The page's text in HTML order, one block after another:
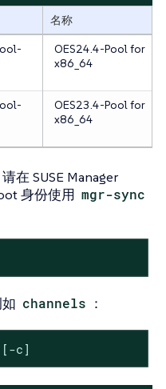
名称
OES24.4-Pool for
x86_64
OES23.4-Pool for
x86_64
在 SUSE Manager
身份使用 mgr-sync
channels ：
[-c]